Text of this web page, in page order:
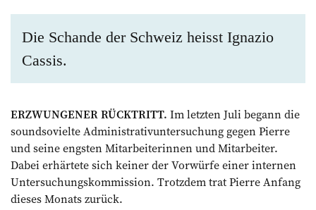
Die Schande der Schweiz heisst Ignazio
Cassis.
ERZWUNGENER RÜCKTRITT. Im letzten Juli begann die
soundsovielte Administrativ­untersuchung gegen Pierre
und seine engsten Mitarbeiterinnen und Mitarbeiter.
Dabei erhärtete sich keiner der Vorwürfe einer internen
Untersuchungskommission. Trotzdem trat Pierre Anfang
dieses Monats zurück.